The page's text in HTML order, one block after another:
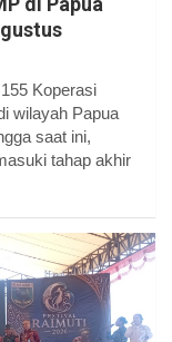
Koperasi
wilayah Papua
saat ini,
tahap akhir